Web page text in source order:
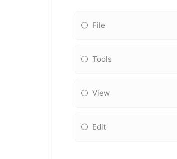
File
Tools
View
Edit